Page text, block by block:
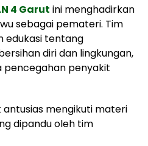
4 Garut ini menghadirkan
sebagai pemateri. Tim
edukasi tentang
diri dan lingkungan,
pencegahan penyakit
mengikuti materi
dipandu oleh tim